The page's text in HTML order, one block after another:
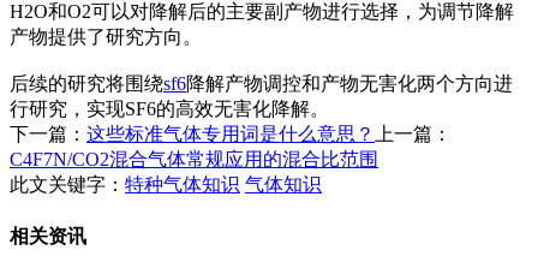
H2O和O2可以对降解后的主要副产物进行选择，为调节降解
产物提供了研究方向。
后续的研究将围绕sf6降解产物调控和产物无害化两个方向进
行研究，实现SF6的高效无害化降解。
下一篇： 这些标准气体专用词是什么意思？
上一篇：
C4F7N/CO2混合气体常规应用的混合比范围
此文关键字： 特种气体知识 气体知识
相关资讯